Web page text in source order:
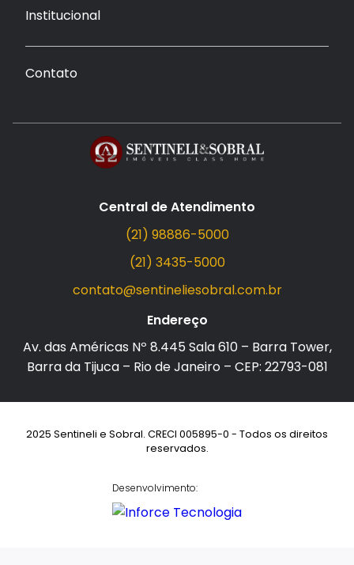
Institucional
Contato
Central de Atendimento
(21) 98886-5000
(21) 3435-5000
contato@sentineliesobral.com.br
Endereço
Av. das Américas Nº 8.445 Sala 610 – Barra Tower,
Barra da Tijuca – Rio de Janeiro – CEP: 22793-081
2025 Sentineli e Sobral. CRECI 005895-0 - Todos os direitos
reservados.
Desenvolvimento: